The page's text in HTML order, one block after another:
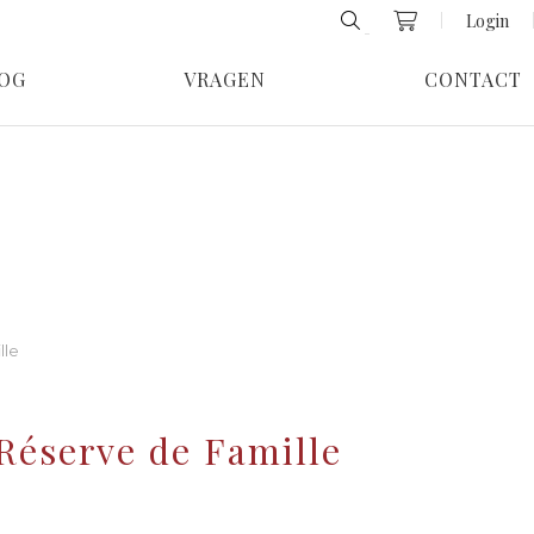
Login
VRAGEN CONTACT
de Famille